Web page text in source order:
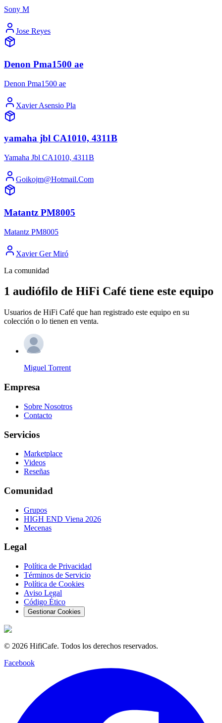
Sony M
Jose Reyes
Denon Pma1500 ae
Denon Pma1500 ae
Xavier Asensio Pla
yamaha jbl CA1010, 4311B
Yamaha Jbl CA1010, 4311B
Goikojm@Hotmail.Com
Matantz PM8005
Matantz PM8005
Xavier Ger Miró
La comunidad
1 audiófilo de HiFi Café tiene este equipo
Usuarios de HiFi Café que han registrado este equipo en su
colección o lo tienen en venta.
Miguel Torrent
Empresa
Sobre Nosotros
Contacto
Servicios
Marketplace
Videos
Reseñas
Comunidad
Grupos
HIGH END Viena 2026
Mecenas
Legal
Política de Privacidad
Términos de Servicio
Política de Cookies
Aviso Legal
Código Ético
Gestionar Cookies
© 2026 HifiCafe. Todos los derechos reservados.
Facebook